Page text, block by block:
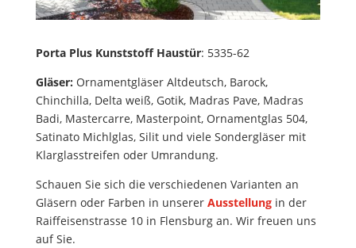
Porta Plus Kunststoff Haustür: 5335-62
Gläser: Ornamentgläser Altdeutsch, Barock,
Chinchilla, Delta weiß, Gotik, Madras Pave, Madras
Badi, Mastercarre, Masterpoint, Ornamentglas 504,
Satinato Michlglas, Silit und viele Sondergläser mit
Klarglasstreifen oder Umrandung.
Schauen Sie sich die verschiedenen Varianten an
Gläsern oder Farben in unserer Ausstellungin der
Raiffeisenstrasse 10 in Flensburg an. Wir freuen uns
auf Sie.